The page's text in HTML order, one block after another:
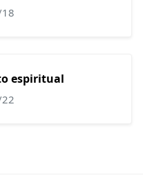
espiritual